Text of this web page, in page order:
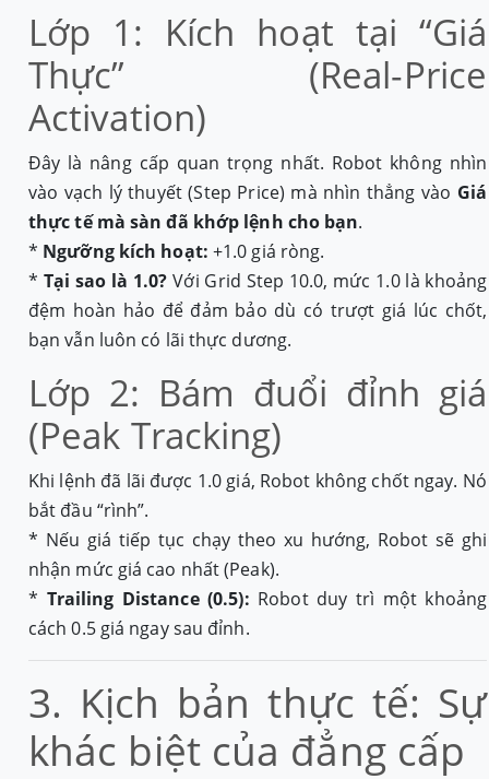
Lớp 1: Kích hoạt tại “Giá
Thực” (Real-Price
Activation)
Đây là nâng cấp quan trọng nhất. Robot không nhìn
vào vạch lý thuyết (Step Price) mà nhìn thẳng vào Giá
thực tế mà sàn đã khớp lệnh cho bạn.
* Ngưỡng kích hoạt: +1.0 giá ròng.
* Tại sao là 1.0? Với Grid Step 10.0, mức 1.0 là khoảng
đệm hoàn hảo để đảm bảo dù có trượt giá lúc chốt,
bạn vẫn luôn có lãi thực dương.
Lớp 2: Bám đuổi đỉnh giá
(Peak Tracking)
Khi lệnh đã lãi được 1.0 giá, Robot không chốt ngay. Nó
bắt đầu “rình”.
* Nếu giá tiếp tục chạy theo xu hướng, Robot sẽ ghi
nhận mức giá cao nhất (Peak).
* Trailing Distance (0.5): Robot duy trì một khoảng
cách 0.5 giá ngay sau đỉnh.
3. Kịch bản thực tế: Sự
khác biệt của đẳng cấp